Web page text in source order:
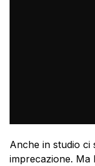
Anche in studio ci
imprecazione. Ma